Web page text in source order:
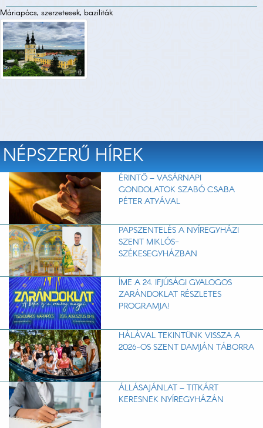
Máriapócs, szerzetesek, baziliták
NÉPSZERŰ HÍREK
ÉRINTŐ – VASÁRNAPI
GONDOLATOK SZABÓ CSABA
PÉTER ATYÁVAL
PAPSZENTELÉS A NYÍREGYHÁZI
SZENT MIKLÓS-
SZÉKESEGYHÁZBAN
ÍME A 24. IFJÚSÁGI GYALOGOS
ZARÁNDOKLAT RÉSZLETES
PROGRAMJA!
HÁLÁVAL TEKINTÜNK VISSZA A
2026-OS SZENT DAMJÁN TÁBORRA
ÁLLÁSAJÁNLAT – TITKÁRT
KERESNEK NYÍREGYHÁZÁN